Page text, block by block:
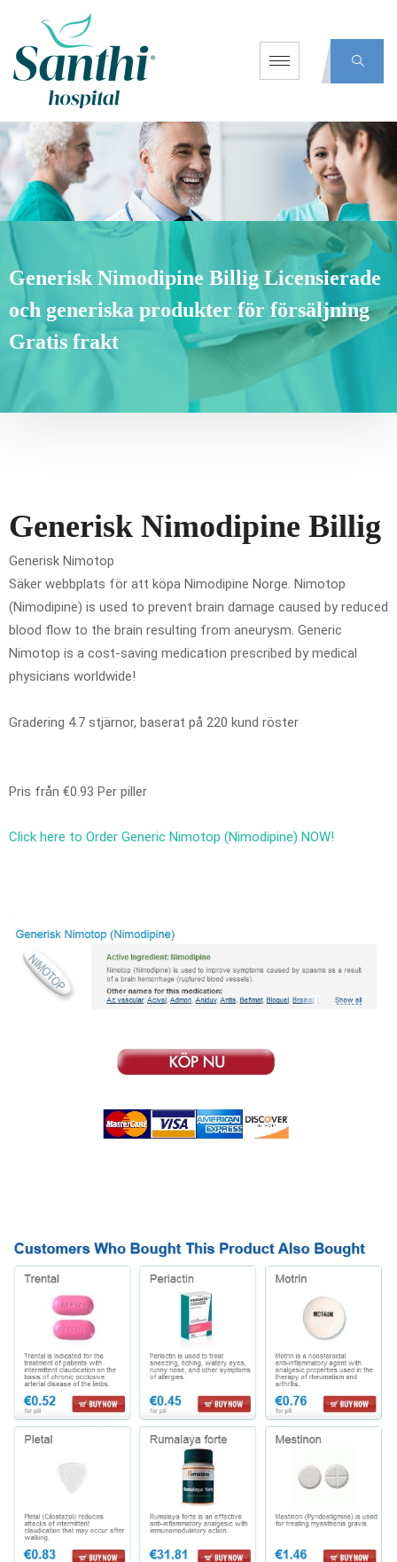
Generisk Nimodipine Billig Licensierade
och generiska produkter för försäljning
Gratis frakt
Generisk Nimodipine Billig
Generisk Nimotop
Säker webbplats för att köpa Nimodipine Norge. Nimotop
(Nimodipine) is used to prevent brain damage caused by reduced
blood flow to the brain resulting from aneurysm. Generic
Nimotop is a cost-saving medication prescribed by medical
physicians worldwide!
Gradering 4.7 stjärnor, baserat på 220 kund röster
Pris från €0.93 Per piller
Click here to Order Generic Nimotop (Nimodipine) NOW!